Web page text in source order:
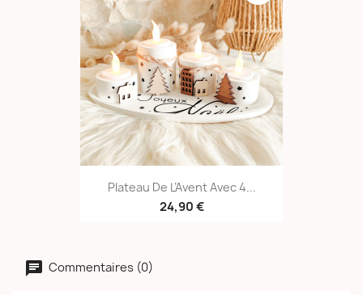
Plateau De L’Avent Avec 4...
24,90 €
Commentaires (0)